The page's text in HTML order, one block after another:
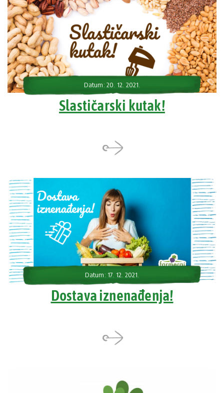
Datum: 20. 12. 2021.
Slastičarski kutak!
Datum: 17. 12. 2021.
Dostava iznenađenja!